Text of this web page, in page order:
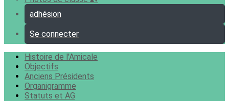
adhésion
Se connecter
Histoire de l'Amicale
Objectifs
Anciens Présidents
Organigramme
Statuts et AG